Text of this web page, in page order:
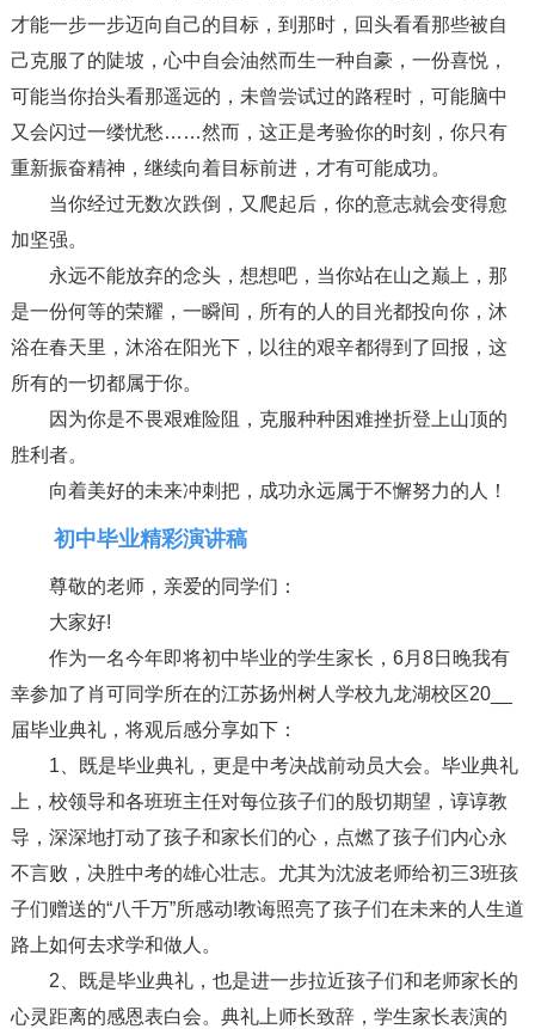
才能一步一步迈向自己的目标，到那时，回头看看那些被自
己克服了的陡坡，心中自会油然而生一种自豪，一份喜悦，
可能当你抬头看那遥远的，未曾尝试过的路程时，可能脑中
又会闪过一缕忧愁……然而，这正是考验你的时刻，你只有
重新振奋精神，继续向着目标前进，才有可能成功。
当你经过无数次跌倒，又爬起后，你的意志就会变得愈
加坚强。
永远不能放弃的念头，想想吧，当你站在山之巅上，那
是一份何等的荣耀，一瞬间，所有的人的目光都投向你，沐
浴在春天里，沐浴在阳光下，以往的艰辛都得到了回报，这
所有的一切都属于你。
因为你是不畏艰难险阻，克服种种困难挫折登上山顶的
胜利者。
向着美好的未来冲刺把，成功永远属于不懈努力的人！
初中毕业精彩演讲稿
尊敬的老师，亲爱的同学们：
大家好!
作为一名今年即将初中毕业的学生家长，6月8日晚我有
幸参加了肖可同学所在的江苏扬州树人学校九龙湖校区20__
届毕业典礼，将观后感分享如下：
1、既是毕业典礼，更是中考决战前动员大会。毕业典礼
上，校领导和各班班主任对每位孩子们的殷切期望，谆谆教
导，深深地打动了孩子和家长们的心，点燃了孩子们内心永
不言败，决胜中考的雄心壮志。尤其为沈波老师给初三3班孩
子们赠送的“八千万”所感动!教诲照亮了孩子们在未来的人生道
路上如何去求学和做人。
2、既是毕业典礼，也是进一步拉近孩子们和老师家长的
心灵距离的感恩表白会。典礼上师长致辞，学生家长表演的